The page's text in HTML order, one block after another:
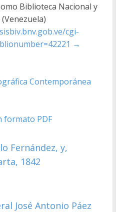
Biblioteca Nacional y
cgi-
→
Contemporánea
formato PDF
Fernández, y,
1842
José Antonio Páez